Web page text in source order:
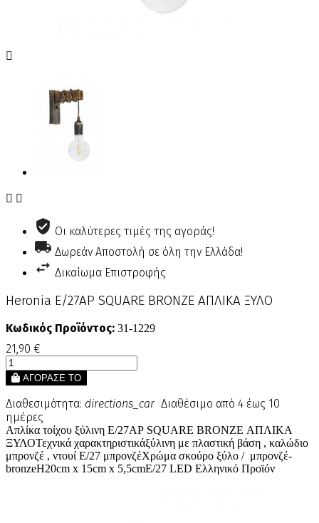

 
Οι καλύτερες τιμές της αγοράς!
Δωρεάν Αποστολή σε όλη την Ελλάδα!
Δικαίωμα Επιστροφής
Heronia Ε/27ΑΡ SQUARE BRONZE ΑΠΛΙΚΑ ΞΥΛΟ
Κωδικός Προϊόντος: 31-1229
21,90 €
ΑΓΟΡΑΣΕ ΤΟ
Διαθεσιμότητα: directions_car Διαθέσιμο από 4 έως 10
ημέρες
Απλίκα τοίχου ξύλινη Ε/27ΑΡ SQUARE BRONZE ΑΠΛΙΚΑ
ΞΥΛΟΤεχνικά χαρακτηριστικάξύλινη με πλαστική βάση , καλώδιο
μπρονζέ , ντουί Ε/27 μπρονζέΧρώμα σκούρο ξύλο / μπρονζέ-
bronzeH20cm x 15cm x 5,5cmE/27 LED Ελληνικό Προϊόν